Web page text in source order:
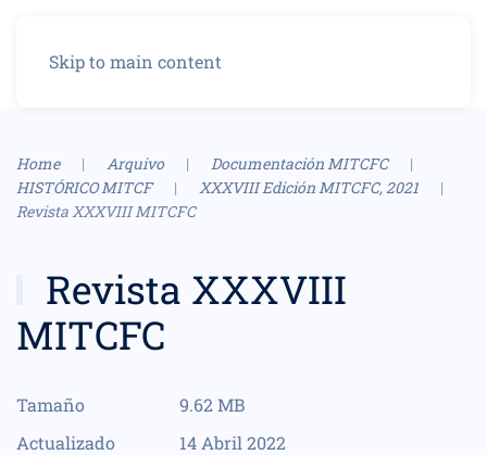
Skip to main content
Home Arquivo
Documentación MITCFC
HISTÓRICO MITCF
XXXVIII Edición MITCFC, 2021
Revista XXXVIII MITCFC
Revista XXXVIII
MITCFC
Tamaño
9.62 MB
Actualizado
14 Abril 2022